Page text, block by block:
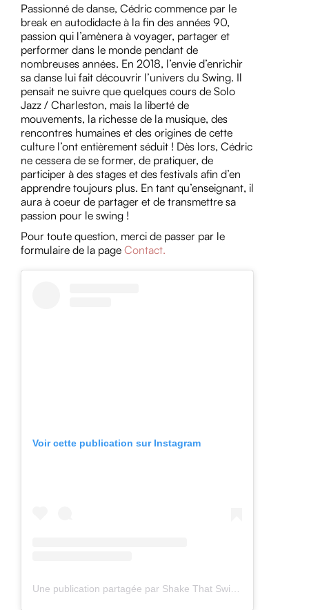
Passionné de danse, Cédric commence par le
break en autodidacte à la fin des années 90,
passion qui l’amènera à voyager, partager et
performer dans le monde pendant de
nombreuses années. En 2018, l’envie d’enrichir
sa danse lui fait découvrir l’univers du Swing. Il
pensait ne suivre que quelques cours de Solo
Jazz / Charleston, mais la liberté de
mouvements, la richesse de la musique, des
rencontres humaines et des origines de cette
culture l’ont entièrement séduit ! Dès lors, Cédric
ne cessera de se former, de pratiquer, de
participer à des stages et des festivals afin d’en
apprendre toujours plus. En tant qu’enseignant, il
aura à coeur de partager et de transmettre sa
passion pour le swing !
Pour toute question, merci de passer par le
formulaire de la page Contact.
Voir cette publication sur Instagram